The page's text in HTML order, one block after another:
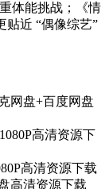
体能挑战；《情
贴近 “偶像综艺”
网盘+百度网盘
高清资源下
高清资源下载
高清资源下载